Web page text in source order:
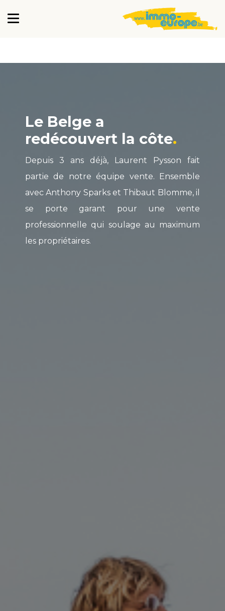
Le Belge a
redécouvert la côte
Depuis 3 ans déjà, Laurent Pysson fait
partie de notre équipe vente. Ensemble
avec Anthony Sparks et Thibaut Blomme, il
se porte garant pour une vente
professionnelle qui soulage au maximum
les propriétaires.